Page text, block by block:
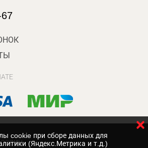
cookie при сборе данных для
(Яндекс.Метрика и т.д.)